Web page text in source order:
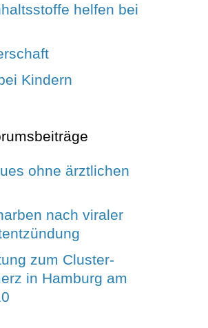
helfen bei
Kindern
ohne ärztlichen
nach viraler
zum Cluster-
in Hamburg am